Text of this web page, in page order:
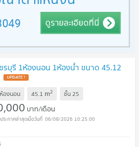
รบุรี 1ห้องนอน 1ห้องน้ำ ขนาด 45.12
องนอน 45.1 m2 ชั้น25
บาท/เดือน
06/08/2026 10:25:00